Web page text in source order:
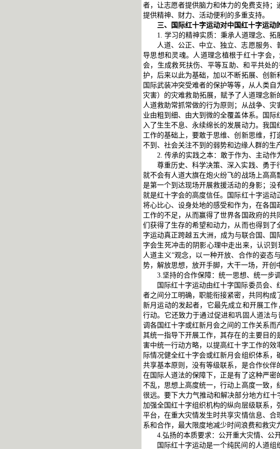
者，让志愿者提供脑力和体力的免费支持
提供精神、财力、活动便利的多重支持。
三、国际红十字运动对中国红十字运动
1. 学习的精神实质：秉承人道理念、拓
人道、公正、中立、独立、志愿服务
导思想和灵魂。人道理念植根于红十字会
会，生成救死扶伤、平等互助、和平共处
护，后来以此为基础，加以不断拓展、创
国际武装冲突受难者的保护等等，从人类
灾害）的灾难救助拓展，赋予了人道理念
人道救助常抓常做的行为原则；从战争、
业由粗到细、由大到微的全覆盖体系。国
入了生生不息、永续绵长的发展动力。我
工作的基础上，要敢于思维、创新思维，
不到、社会关注不到的弱势和边缘人群的生
2. 传承的实践之本：敢于作为、主动作
尊重历史、科学决策、深入实践、勇于
就不会有人道大旗在炮火纷飞的战场上高
是第一个到达现场开展救援活动的身影；
就是红十字会的高度信任。国际红十字运
将心比心、设身处地的感受和作为，在各
工作的不足，从而赢得了世界各国政府的
们获得了生存的希望和动力，从而也得到
字运动真正跨越五大洲，成为与联合国、
字会生死冲击的阴影心理中走出来，认识
人道主义”观念，以一种开放、合作的姿态
势，解放思想，放开手脚，大干一场，开创
3.坚持的合作保障：统一思想、统一步
国际红十字运动由红十字国际委员会
者之间分工明确，职能衔接紧密，共同构
新月运动的发起者，它最先成立和开展工
行动。它还致力于通过促进和巩固人道法
调各国红十字或红新月会之间的工作关系
其统一指导下开展工作，其存在的主要目
害中统一行动方略，以提高红十字工作的
际情况健全红十字会或红新月会组织体系
共享基本原则，没有等级联系，是合作伙伴
在国际人道法的保障下，正是有了这种严
不乱，思想上高度统一，行动上高度一致
很远。要下大力气推动和解决部分地方红
加强全国红十字组织机构的纵向层级联系
平台，在重大灾情发生时共享灾情信息、
系和合作，最大限度地减少时间浪费和救灾
4.弘扬的本质要求：公开重大灾情、公
国际红十字运动是一个纯民间的人道